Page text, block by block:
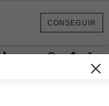
CONSEGUIR